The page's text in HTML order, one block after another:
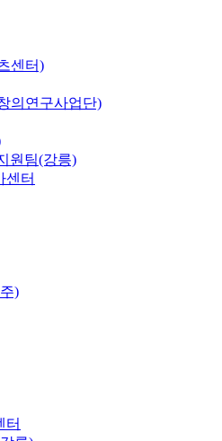
센터)
의연구사업단)
원팀(강릉)
센터
)
터